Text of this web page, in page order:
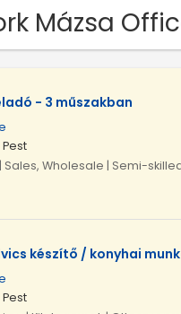
Mázsa
- 3 műszakban
Sales, Wholesale | Semi-
készítő / konyhai